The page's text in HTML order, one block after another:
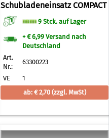
Schubladeneinsatz COMPACT
SORT, 200 x 100 mm
9 Stck. auf Lager
+ € 6,99 Versand nach
Deutschland
Art.
Nr.:
63300223
VE
1
ab: € 2,70 (zzgl. MwSt)